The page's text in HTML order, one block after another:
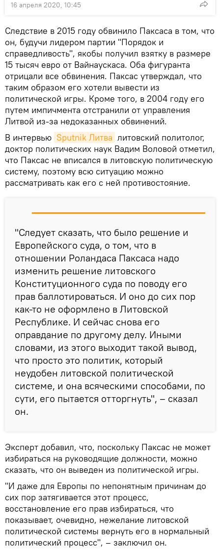
16 апреля 2020, 10:45
Следствие в 2015 году обвинило Паксаса в том, что
он, будучи лидером партии "Порядок и
справедливость", якобы получил взятку в размере
15 тысяч евро от Вайнаускаса. Оба фигуранта
отрицали все обвинения. Паксас утверждал, что
таким образом его хотели вывести из
политической игры. Кроме того, в 2004 году его
путем импичмента отстранили от управления
Литвой из-за недоказанных обвинений.
В интервью Sputnik Литва литовский политолог,
доктор политических наук Вадим Воловой отметил,
что Паксас не вписался в литовскую политическую
систему, поэтому всю ситуацию можно
рассматривать как его с ней противостояние.
"Следует сказать, что было решение и
Европейского суда, о том, что в
отношении Роландаса Паксаса надо
изменить решение литовского
Конституционного суда по поводу его
прав баллотироваться. И оно до сих пор
как-то не оформлено в Литовской
Республике. И сейчас снова его
оправдание по другому делу. Иными
словами, из этого выходит такой вывод,
что просто это политик, который
неудобен литовской политической
системе, и она всяческими способами, по
сути, его пытается отторгнуть", – сказал
он.
Эксперт добавил, что, поскольку Паксас не может
избираться на руководящие должности, можно
сказать, что он выведен из политической игры.
"И даже для Европы по непонятным причинам до
сих пор затягивается этот процесс,
восстановление его прав избираться, что
показывает, очевидно, нежелание литовской
политической системы вернуть его в нормальный
политический процесс", – заключил он.